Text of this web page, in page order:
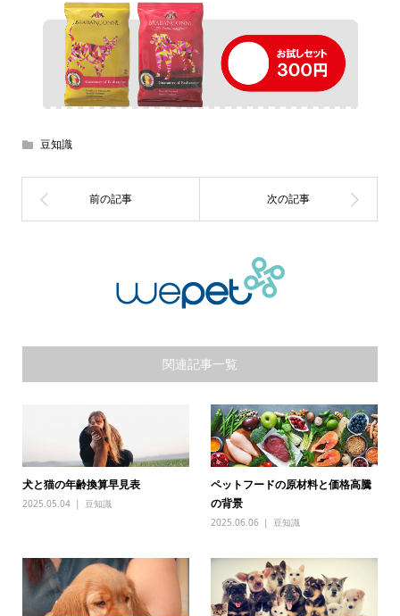
豆知識
関連記事一覧
犬と猫の年齢換算早見表
2025.05.04 豆知識
ペットフードの原材料と価格高騰
の背景
2025.06.06 豆知識